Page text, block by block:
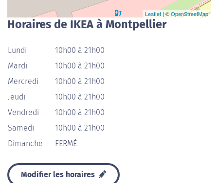
Leaflet | ©OpenStreetMap
Horaires de IKEA à Montpellier
Lundi
10h00 à 21h00
Mardi
10h00 à 21h00
Mercredi
10h00 à 21h00
Jeudi
10h00 à 21h00
Vendredi
10h00 à 21h00
Samedi
10h00 à 21h00
Dimanche
FERMÉ
Modifier les horaires